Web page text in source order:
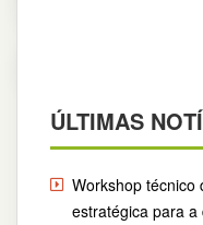
ÚLTIMAS
Workshop técnico
estratégica para